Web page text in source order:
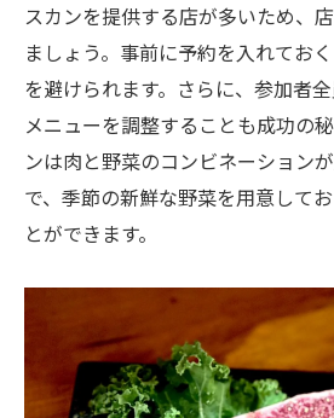
スカンを提供する店が多いため、
ましょう。事前に予約を入れてお
を避けられます。さらに、参加者
メニューを調整することも成功の
ンは肉と野菜のコンビネーション
で、季節の新鮮な野菜を用意して
とができます。